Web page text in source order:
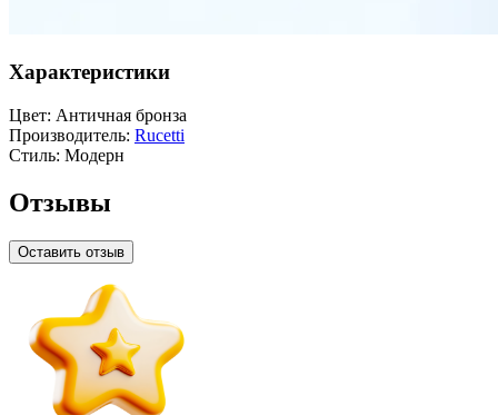
Характеристики
Цвет: Античная бронза
Производитель: Rucetti
Стиль: Модерн
Отзывы
Оставить отзыв